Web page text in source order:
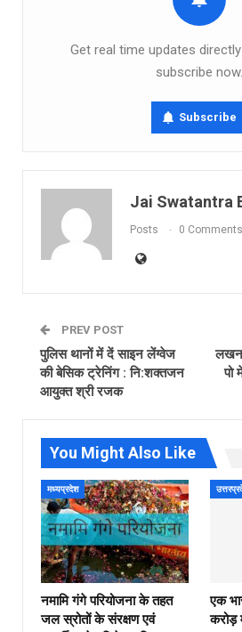
Get real time updates
subscribe now.
Subscribe
Jai Swatantra
Posts 0 Comments
PREV POST
पुलिस थानों में दें साइन लेंग्वेज
की बेसिक ट्रेनिंग : नि:शक्तजन
आयुक्त श्री रजक
पो
You Might Also Like
मध्यप्रदेश
नमामि गंगे परियोजना के तहत
जल स्रोतों के संरक्षण एवं
एक
करोड़